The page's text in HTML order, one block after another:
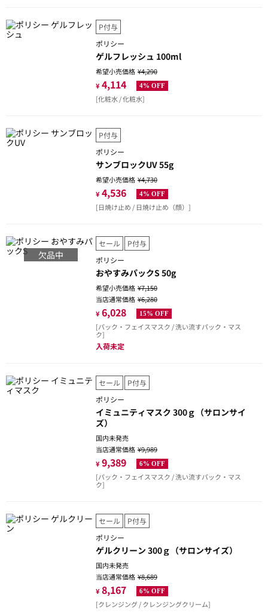
P付与
ポリシー
ゲルフレッシュ 100ml
希望小売価格¥4,290
¥ 4,114 4% OFF
[化粧水 / 化粧水]
P付与
ポリシー
サンブロックUV 55g
希望小売価格¥4,730
¥ 4,536 4% OFF
[日焼け止め / 日焼け止め（顔）]
欠品中
セール
P付与
ポリシー
おやすみパックS 50g
希望小売価格¥7,150
当店通常価格¥6,280
¥ 6,028 15% OFF
[パック・フェイスマスク / 洗い流すパック・マス
ク]
入荷未定
セール
P付与
ポリシー
イミュニティマスク 300ｇ（サロンサイ
ズ）
国内未発売
当店通常価格¥9,989
¥ 9,389 6% OFF
[パック・フェイスマスク / 洗い流すパック・マス
ク]
セール
P付与
ポリシー
ゲルクリーン 300ｇ（サロンサイズ）
国内未発売
当店通常価格¥8,689
¥ 8,167 6% OFF
[クレンジング / クレンジングクリーム]